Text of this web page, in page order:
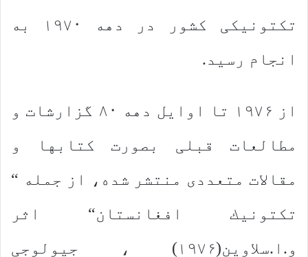
تكتونیكی كشور در دهه ۱۹۷۰ به
انجام رسید.
از ۱۹۷۶ تا اوایل دهه ۸۰ گزارشات و
مطالعات قبلی بصورت كتابها و
مقالات متعددی منتشر شده، از جمله “
تكتونیك افغانستان“ اثر
و.ا.سلاوین(۱۹۷۶) ، جیولوجی